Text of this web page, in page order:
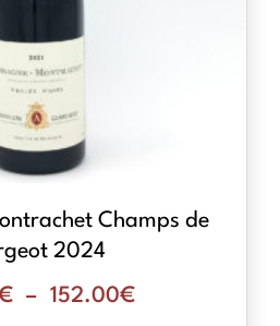
Champs de
2024
– 152.00€